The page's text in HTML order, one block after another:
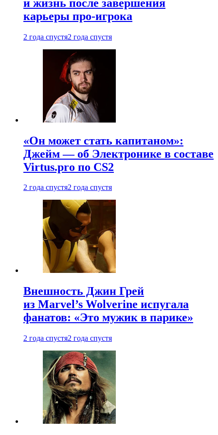
и жизнь после завершения
карьеры про-игрока
2 года спустя2 года спустя
«Он может стать капитаном»:
Джейм — об Электронике в составе
Virtus.pro по CS2
2 года спустя2 года спустя
Внешность Джин Грей
из Marvel’s Wolverine испугала
фанатов: «Это мужик в парике»
2 года спустя2 года спустя